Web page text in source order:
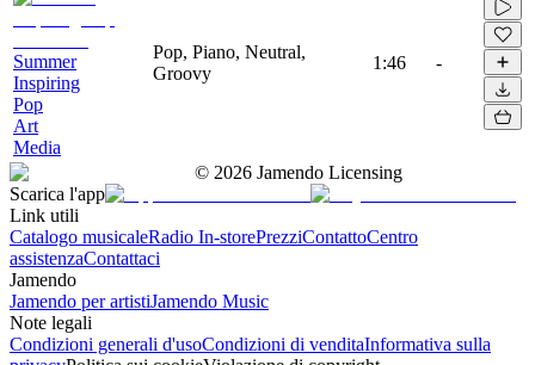
Summer
Inspiring
Pop
Art
Media
Pop, Piano, Neutral,
Groovy
1:46 -
© 2026 Jamendo Licensing
Scarica l'app
Link utili
Catalogo musicaleRadio In-storePrezziContattoCentro
assistenzaContattaci
Jamendo
Jamendo per artistiJamendo Music
Note legali
Condizioni generali d'usoCondizioni di venditaInformativa sulla